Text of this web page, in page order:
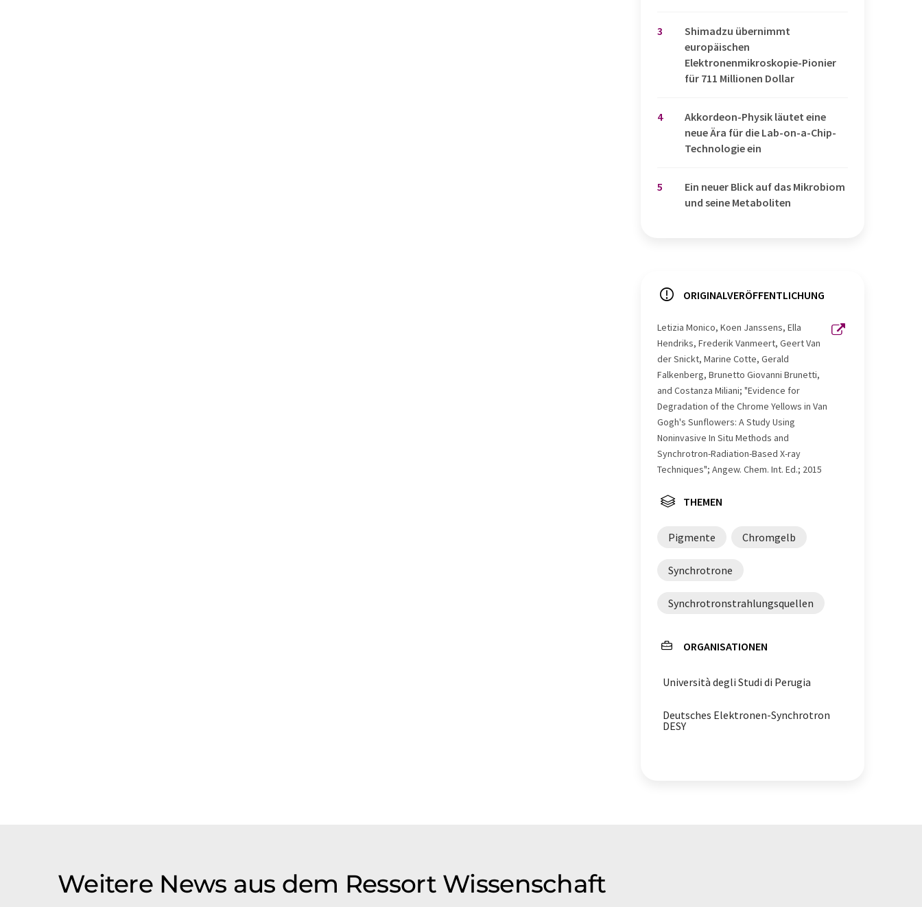
3
Shimadzu übernimmt
europäischen
Elektronenmikroskopie-Pionier
für 711 Millionen Dollar
4
Akkordeon-Physik läutet eine
neue Ära für die Lab-on-a-Chip-
Technologie ein
5
Ein neuer Blick auf das Mikrobiom
und seine Metaboliten
ORIGINALVERÖFFENTLICHUNG
Letizia Monico, Koen Janssens, Ella
Hendriks, Frederik Vanmeert, Geert Van
der Snickt, Marine Cotte, Gerald
Falkenberg, Brunetto Giovanni Brunetti,
and Costanza Miliani; "Evidence for
Degradation of the Chrome Yellows in Van
Gogh's Sunflowers: A Study Using
Noninvasive In Situ Methods and
Synchrotron-Radiation-Based X-ray
Techniques"; Angew. Chem. Int. Ed.; 2015
THEMEN
Pigmente Chromgelb
Synchrotrone
Synchrotronstrahlungsquellen
ORGANISATIONEN
Università degli Studi di Perugia
Deutsches Elektronen-Synchrotron
DESY
Weitere News aus dem Ressort Wissenschaft